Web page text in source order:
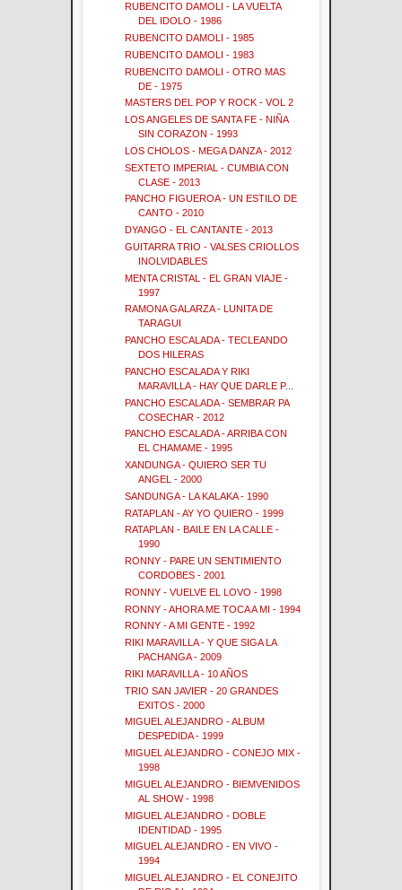
RUBENCITO DAMOLI - LA VUELTA
DEL IDOLO - 1986
RUBENCITO DAMOLI - 1985
RUBENCITO DAMOLI - 1983
RUBENCITO DAMOLI - OTRO MAS
DE - 1975
MASTERS DEL POP Y ROCK - VOL 2
LOS ANGELES DE SANTA FE - NIÑA
SIN CORAZON - 1993
LOS CHOLOS - MEGA DANZA - 2012
SEXTETO IMPERIAL - CUMBIA CON
CLASE - 2013
PANCHO FIGUEROA - UN ESTILO DE
CANTO - 2010
DYANGO - EL CANTANTE - 2013
GUITARRA TRIO - VALSES CRIOLLOS
INOLVIDABLES
MENTA CRISTAL - EL GRAN VIAJE -
1997
RAMONA GALARZA - LUNITA DE
TARAGUI
PANCHO ESCALADA - TECLEANDO
DOS HILERAS
PANCHO ESCALADA Y RIKI
MARAVILLA - HAY QUE DARLE P...
PANCHO ESCALADA - SEMBRAR PA
COSECHAR - 2012
PANCHO ESCALADA - ARRIBA CON
EL CHAMAME - 1995
XANDUNGA - QUIERO SER TU
ANGEL - 2000
SANDUNGA - LA KALAKA - 1990
RATAPLAN - AY YO QUIERO - 1999
RATAPLAN - BAILE EN LA CALLE -
1990
RONNY - PARE UN SENTIMIENTO
CORDOBES - 2001
RONNY - VUELVE EL LOVO - 1998
RONNY - AHORA ME TOCA A MI - 1994
RONNY - A MI GENTE - 1992
RIKI MARAVILLA - Y QUE SIGA LA
PACHANGA - 2009
RIKI MARAVILLA - 10 AÑOS
TRIO SAN JAVIER - 20 GRANDES
EXITOS - 2000
MIGUEL ALEJANDRO - ALBUM
DESPEDIDA - 1999
MIGUEL ALEJANDRO - CONEJO MIX -
1998
MIGUEL ALEJANDRO - BIEMVENIDOS
AL SHOW - 1998
MIGUEL ALEJANDRO - DOBLE
IDENTIDAD - 1995
MIGUEL ALEJANDRO - EN VIVO -
1994
MIGUEL ALEJANDRO - EL CONEJITO